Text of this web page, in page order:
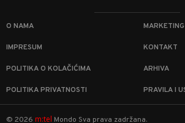
O NAMA MARKETING
IMPRESUM KONTAKT
POLITIKA O KOLAČIĆIMA ARHIVA
POLITIKA PRIVATNOSTI PRAVILA I
© 2026 m:tel Mondo Sva prava zadržana.